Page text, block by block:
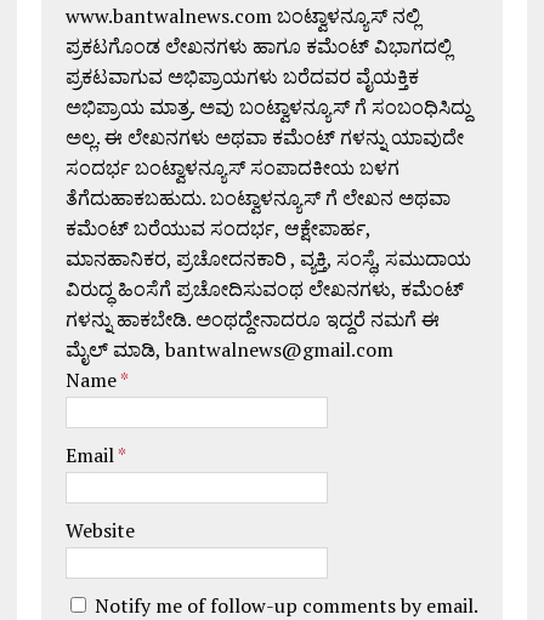
www.bantwalnews.com ಬಂಟ್ವಾಳನ್ಯೂಸ್ ನಲ್ಲಿ
ಪ್ರಕಟಗೊಂಡ ಲೇಖನಗಳು ಹಾಗೂ ಕಮೆಂಟ್ ವಿಭಾಗದಲ್ಲಿ
ಪ್ರಕಟವಾಗುವ ಅಭಿಪ್ರಾಯಗಳು ಬರೆದವರ ವೈಯಕ್ತಿಕ
ಅಭಿಪ್ರಾಯ ಮಾತ್ರ. ಅವು ಬಂಟ್ವಾಳನ್ಯೂಸ್ ಗೆ ಸಂಬಂಧಿಸಿದ್ದು
ಅಲ್ಲ. ಈ ಲೇಖನಗಳು ಅಥವಾ ಕಮೆಂಟ್ ಗಳನ್ನು ಯಾವುದೇ
ಸಂದರ್ಭ ಬಂಟ್ವಾಳನ್ಯೂಸ್ ಸಂಪಾದಕೀಯ ಬಳಗ
ತೆಗೆದುಹಾಕಬಹುದು. ಬಂಟ್ವಾಳನ್ಯೂಸ್ ಗೆ ಲೇಖನ ಅಥವಾ
ಕಮೆಂಟ್ ಬರೆಯುವ ಸಂದರ್ಭ, ಆಕ್ಷೇಪಾರ್ಹ,
ಮಾನಹಾನಿಕರ, ಪ್ರಚೋದನಕಾರಿ , ವ್ಯಕ್ತಿ, ಸಂಸ್ಥೆ, ಸಮುದಾಯ
ವಿರುದ್ಧ ಹಿಂಸೆಗೆ ಪ್ರಚೋದಿಸುವಂಥ ಲೇಖನಗಳು, ಕಮೆಂಟ್
ಗಳನ್ನು ಹಾಕಬೇಡಿ. ಅಂಥದ್ದೇನಾದರೂ ಇದ್ದರೆ ನಮಗೆ ಈ
ಮೈಲ್ ಮಾಡಿ, bantwalnews@gmail.com
Name*
Email*
Website
Notify me of follow-up comments by email.